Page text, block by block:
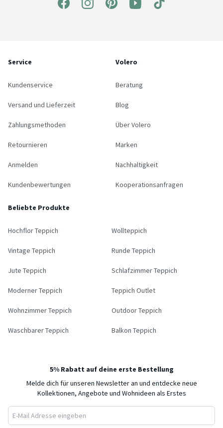
Service
Kundenservice
Versand und Lieferzeit
Zahlungsmethoden
Retournieren
Anmelden
Kundenbewertungen
Volero
Beratung
Blog
Über Volero
Marken
Nachhaltigkeit
Kooperationsanfragen
Beliebte Produkte
Hochflor Teppich Wollteppich
Vintage Teppich Runde Teppich
Jute Teppich Schlafzimmer Teppich
Moderner Teppich Teppich Outlet
Wohnzimmer Teppich Outdoor Teppich
Waschbarer Teppich Balkon Teppich
5% Rabatt auf deine erste Bestellung
Melde dich für unseren Newsletter an und entdecke neue
Kollektionen, Angebote und Wohnideen als Erstes